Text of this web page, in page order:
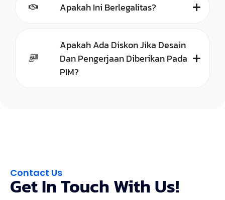
Apakah Ini Berlegalitas?
Apakah Ada Diskon Jika Desain
Dan Pengerjaan Diberikan Pada
PIM?
Contact Us
Get In Touch With Us!